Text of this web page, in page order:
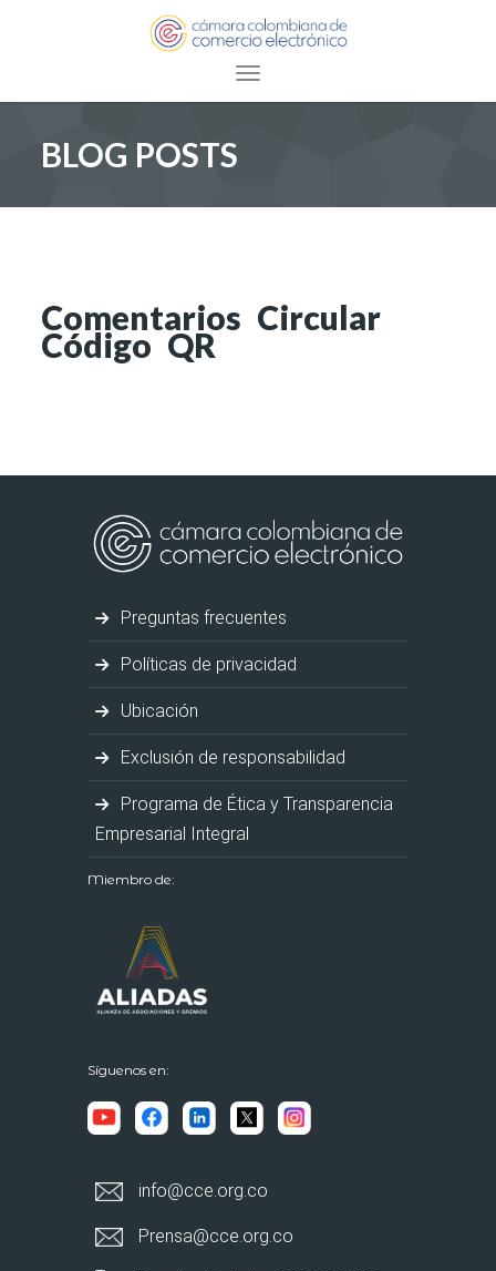
Toggle navigation
BLOG POSTS
Comentarios Circular
Código QR
Preguntas frecuentes
Políticas de privacidad
Ubicación
Exclusión de responsabilidad
Programa de Ética y Transparencia
Empresarial Integral
Miembro de:
Síguenos en:
info@cce.org.co
Prensa@cce.org.co